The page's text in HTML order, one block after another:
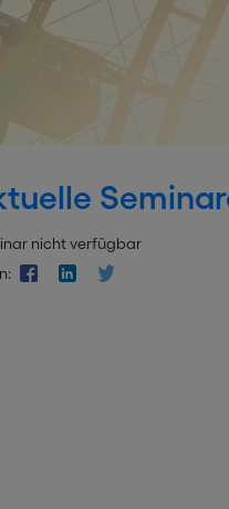
nicht verfügbar